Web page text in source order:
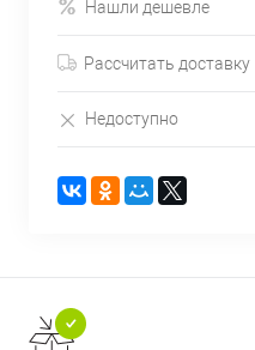
Нашли дешевле
Рассчитать доставку
Недоступно